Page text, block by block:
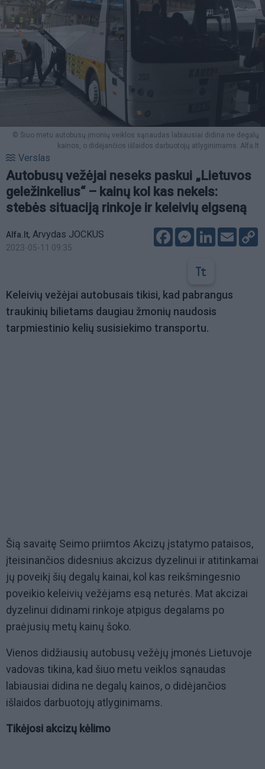
© Šiuo metu autobusų įmonių veiklos sąnaudas labiausiai didina ne degalų
kainos, o didėjančios išlaidos darbuotojų atlyginimams. Alfa.lt
Verslas
Autobusų vežėjai neseks paskui „Lietuvos
geležinkelius“ – kainų kol kas nekels:
stebės situaciją rinkoje ir keleivių elgseną
Alfa.lt, Arvydas JOCKUS
2023-05-11 09:35
FacebookMessenger
LinkedIn
Email
Keleivių vežėjai autobusais tikisi, kad pabrangus
traukinių bilietams daugiau žmonių naudosis
tarpmiestinio kelių susisiekimo transportu.
Šią savaitę Seimo priimtos Akcizų įstatymo pataisos,
įteisinančios didesnius akcizus dyzelinui ir atitinkamai
jų poveikį šių degalų kainai, kol kas reikšmingesnio
poveikio keleivių vežėjams esą neturės. Mat akcizai
dyzelinui didinami rinkoje atpigus degalams po
praėjusių metų kainų šoko.
Vienos didžiausių autobusų vežėjų įmonės Lietuvoje
vadovas tikina, kad šiuo metu veiklos sąnaudas
labiausiai didina ne degalų kainos, o didėjančios
išlaidos darbuotojų atlyginimams.
Tikėjosi akcizų kėlimo